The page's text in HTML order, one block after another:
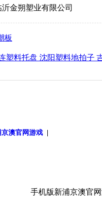
金朔塑业有限公司
板
塑料托盘 沈阳塑料地拍子
澳官网游戏
手机版新浦京澳官